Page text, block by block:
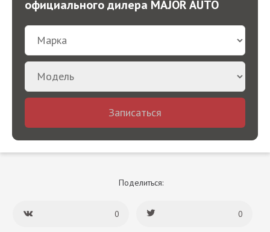
официального дилера MAJOR AUTO
Записаться
Поделиться:
0 0